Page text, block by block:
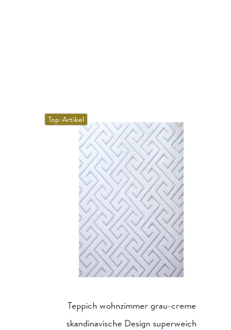
Top-Artikel
Teppich wohnzimmer grau-creme
skandinavische Design superweich